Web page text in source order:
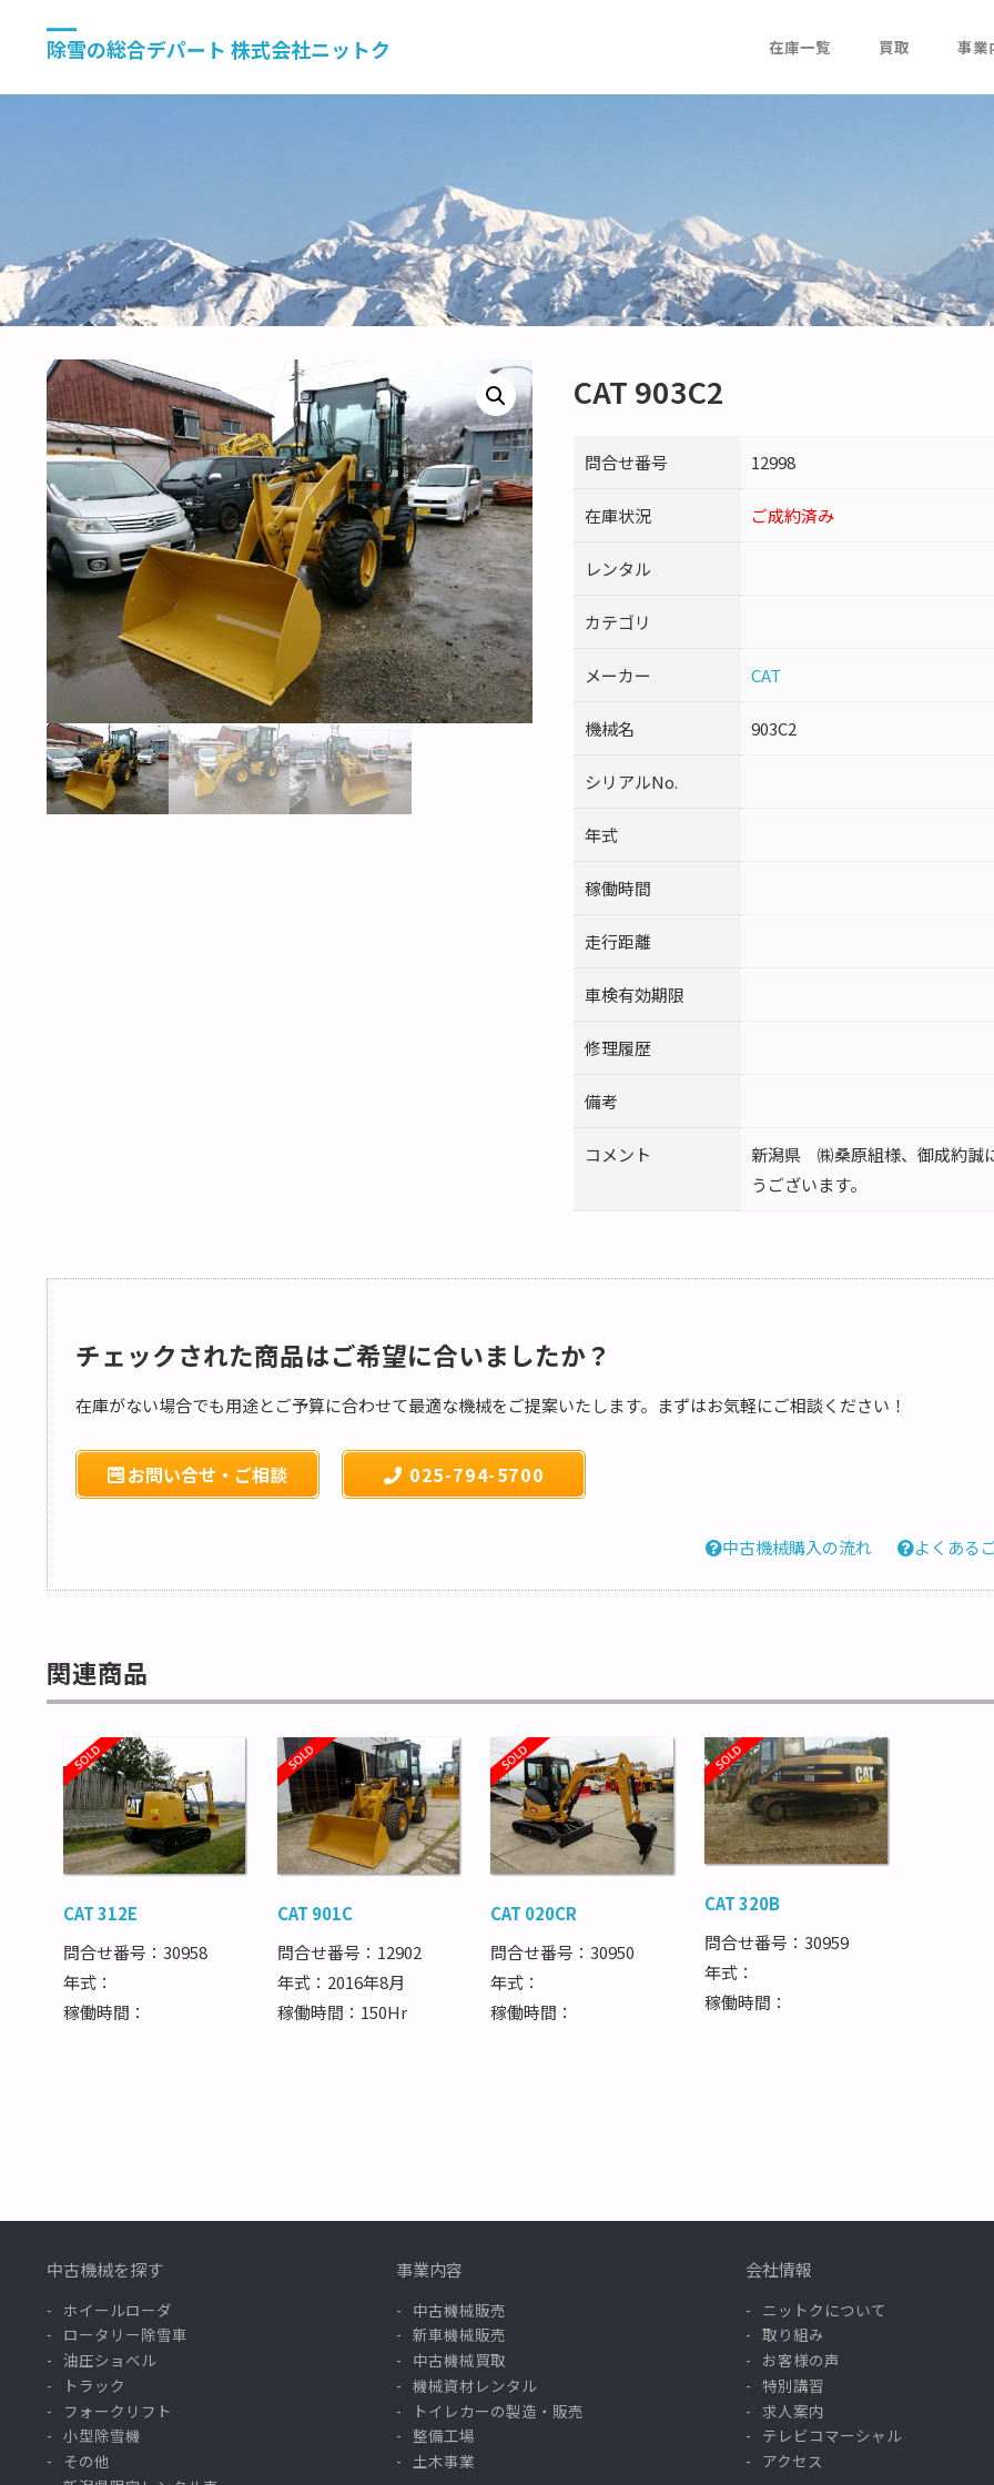
除雪の総合デパート 株式会社ニットク 在庫一覧 買取 事業
CAT 903C2
問合せ番号 12998
在庫状況 ご成約済み
レンタル
カテゴリ
メーカー CAT
機械名 903C2
シリアルNo.
年式
稼働時間
走行距離
車検有効期限
修理履歴
備考
コメント
新潟県 ㈱桑原組様、御成約誠
うございます。
チェックされた商品はご希望に合いましたか？
在庫がない場合でも用途とご予算に合わせて最適な機械をご提案いたします。まずはお気軽にご相談ください！
お問い合せ・ご相談 025-794-5700
中古機械購入の流れ よくある
関連商品
CAT 312E
問合せ番号：30958
年式：
稼働時間：
CAT 901C
問合せ番号：12902
年式：2016年8月
稼働時間：150Hr
CAT 020CR
問合せ番号：30950
年式：
稼働時間：
CAT 320B
問合せ番号：30959
年式：
稼働時間：
中古機械を探す
ホイールローダ
ロータリー除雪車
油圧ショベル
トラック
フォークリフト
小型除雪機
その他
事業内容
中古機械販売
新車機械販売
中古機械買取
機械資材レンタル
トイレカーの製造・販売
整備工場
土木事業
会社情報
ニットクについて
取り組み
お客様の声
特別講習
求人案内
テレビコマーシャル
アクセス